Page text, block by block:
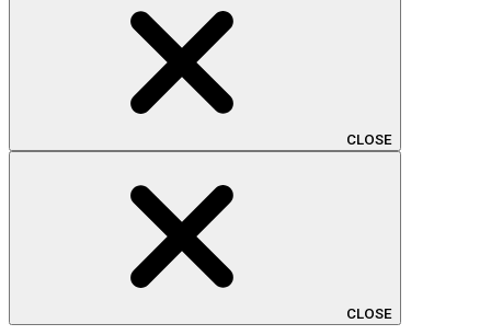
CLOSE
CLOSE